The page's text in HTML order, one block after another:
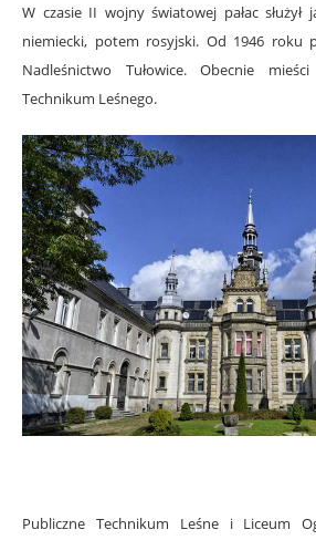
W czasie II wojny światowej pałac
niemiecki, potem rosyjski. Od 1946 roku
Nadleśnictwo Tułowice. Obecnie
Technikum Leśnego.
Publiczne Technikum Leśne i Liceum